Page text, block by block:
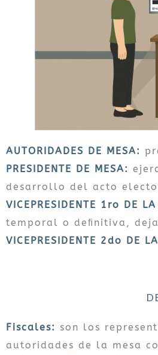
AUTORIDADES DE MESA:
PRESIDENTE DE MESA:
desarrollo del acto
VICEPRESIDENTE 1ro DE
temporal o deﬁnitiva,
VICEPRESIDENTE 2do DE
Fiscales: son los
autoridades de la mesa